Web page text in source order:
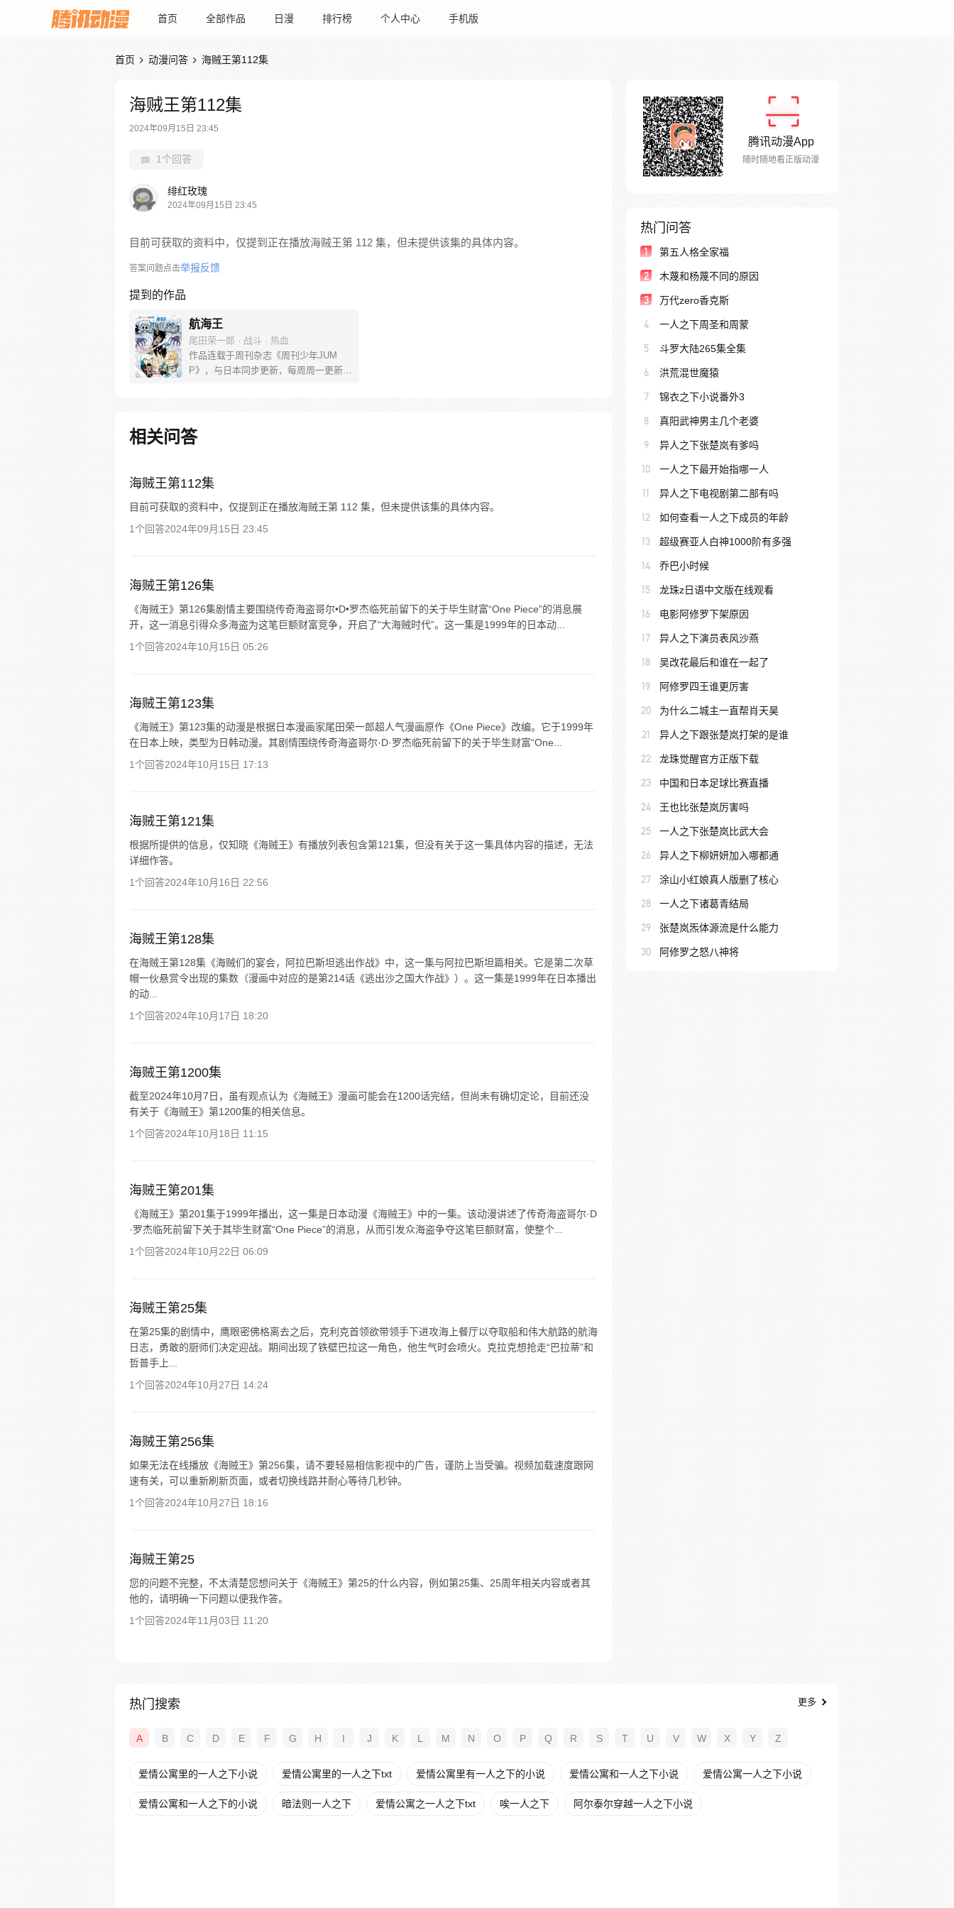
首页 全部作品 日漫 排行榜 个人中心 手机版
首页  动漫问答  海贼王第112集
海贼王第112集
2024年09月15日 23:45
1个回答
绯红玫瑰
2024年09月15日 23:45
目前可获取的资料中，仅提到正在播放海贼王第 112 集，但未提供该集的具体内容。
答案问题点击举报反馈
提到的作品
航海王
尾田荣一郎 · 战斗 · 热血
作品连载于周刊杂志《周刊少年JUM
P》，与日本同步更新，每周周一更新。
子无法游泳的代价。十年后，路飞为实
现与因救他而断臂的杰克斯的约定而出
的冒险旅程！
相关问答
海贼王第112集
目前可获取的资料中，仅提到正在播放海贼王第 112 集，但未提供该集的具体内容。
1个回答2024年09月15日 23:45
海贼王第126集
《海贼王》第126集剧情主要围绕传奇海盗哥尔•D•罗杰临死前留下的关于毕生财富“One Piece”的消息展
开，这一消息引得众多海盗为这笔巨额财富竞争，开启了“大海贼时代”。这一集是1999年的日本动...
1个回答2024年10月15日 05:26
海贼王第123集
《海贼王》第123集的动漫是根据日本漫画家尾田荣一郎超人气漫画原作《One Piece》改编。它于1999年
在日本上映，类型为日韩动漫。其剧情围绕传奇海盗哥尔·D·罗杰临死前留下的关于毕生财富“One...
1个回答2024年10月15日 17:13
海贼王第121集
根据所提供的信息，仅知晓《海贼王》有播放列表包含第121集，但没有关于这一集具体内容的描述，无法
详细作答。
1个回答2024年10月16日 22:56
海贼王第128集
在海贼王第128集《海贼们的宴会，阿拉巴斯坦逃出作战》中，这一集与阿拉巴斯坦篇相关。它是第二次草
帽一伙悬赏令出现的集数（漫画中对应的是第214话《逃出沙之国大作战》）。这一集是1999年在日本播出
的动...
1个回答2024年10月17日 18:20
海贼王第1200集
截至2024年10月7日，虽有观点认为《海贼王》漫画可能会在1200话完结，但尚未有确切定论，目前还没
有关于《海贼王》第1200集的相关信息。
1个回答2024年10月18日 11:15
海贼王第201集
《海贼王》第201集于1999年播出，这一集是日本动漫《海贼王》中的一集。该动漫讲述了传奇海盗哥尔·D
·罗杰临死前留下关于其毕生财富“One Piece”的消息，从而引发众海盗争夺这笔巨额财富，使整个...
1个回答2024年10月22日 06:09
海贼王第25集
在第25集的剧情中，鹰眼密佛格离去之后，克利克首领欲带领手下进攻海上餐厅以夺取船和伟大航路的航海
日志，勇敢的厨师们决定迎战。期间出现了铁壁巴拉这一角色，他生气时会喷火。克拉克想抢走“巴拉蒂”和
哲普手上...
1个回答2024年10月27日 14:24
海贼王第256集
如果无法在线播放《海贼王》第256集，请不要轻易相信影视中的广告，谨防上当受骗。视频加载速度跟网
速有关，可以重新刷新页面，或者切换线路并耐心等待几秒钟。
1个回答2024年10月27日 18:16
海贼王第25
您的问题不完整，不太清楚您想问关于《海贼王》第25的什么内容，例如第25集、25周年相关内容或者其
他的，请明确一下问题以便我作答。
1个回答2024年11月03日 11:20
腾讯动漫App
随时随地看正版动漫
热门问答
1 第五人格全家福
2 木蔑和杨蔑不同的原因
3 万代zero香克斯
4 一人之下周圣和周蒙
5 斗罗大陆265集全集
6 洪荒混世魔猿
7 锦衣之下小说番外3
8 真阳武神男主几个老婆
9 异人之下张楚岚有爹吗
10 一人之下最开始指哪一人
11 异人之下电视剧第二部有吗
12 如何查看一人之下成员的年龄
13 超级赛亚人白神1000阶有多强
14 乔巴小时候
15 龙珠z日语中文版在线观看
16 电影阿修罗下架原因
17 异人之下演员表风沙燕
18 吴改花最后和谁在一起了
19 阿修罗四王谁更厉害
20 为什么二城主一直帮肖天昊
21 异人之下跟张楚岚打架的是谁
22 龙珠觉醒官方正版下载
23 中国和日本足球比赛直播
24 王也比张楚岚厉害吗
25 一人之下张楚岚比武大会
26 异人之下柳妍妍加入哪都通
27 涂山小红娘真人版删了核心
28 一人之下诸葛青结局
29 张楚岚炁体源流是什么能力
30 阿修罗之怒八神将
热门搜索 更多
A B C D E F G H I J K L M N O P Q R S T U V W X Y Z
爱情公寓里的一人之下小说 爱情公寓里的一人之下txt 爱情公寓里有一人之下的小说 爱情公寓和一人之下小说 爱情公寓一人之下小说
爱情公寓和一人之下的小说 暗法则一人之下 爱情公寓之一人之下txt 唉一人之下 阿尔泰尔穿越一人之下小说